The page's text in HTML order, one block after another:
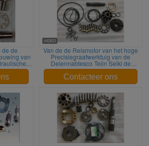
de de
van
Van de de Reismotor van het hoge
Precisiegraafwerktuig van de
Delennabtesco Tejin Seiki de
Definitieve Aandrijving GM35VL en
EM140V-82
Contacteer ons